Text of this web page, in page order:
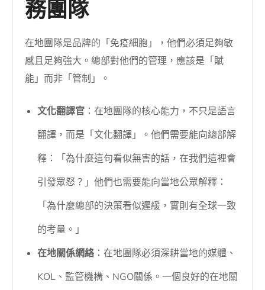
務團隊
在地團隊是品牌的「免疫細胞」，他們必須足夠敏
感且足夠強大。總部對他們的管理，應該是「賦
能」而非「管制」。
文化翻譯官 ：在地團隊的核心能力，不只是語言
翻譯，而是「文化翻譯」。他們需要能向總部解
釋：「為什麼這句看似無害的話，在我們這裡會
引發眾怒？」他們也需要能向當地公眾解釋：
「為什麼總部的決策看似遲緩，實則有全球一致
的考量。」
在地關係網絡：在地團隊必須深耕當地的媒體、
KOL、監管機構、NGO關係。一個良好的在地關